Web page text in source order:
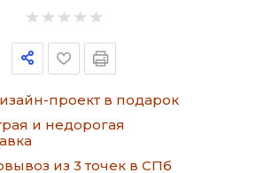
проект в подарок
и недорогая
из 3 точек в СПб